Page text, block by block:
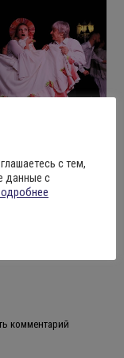
комментарий
с тем,
данные с